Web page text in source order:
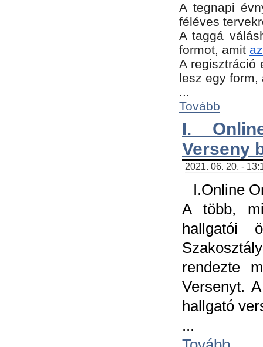
A tegnapi
féléves
A taggá
formot, amit
A regisztráció
lesz egy
...
Tovább
I.
Verseny
2021. 06. 20. -
I.Online
A több,
hallgatói
rendezte
Versenyt.
hallgató
...